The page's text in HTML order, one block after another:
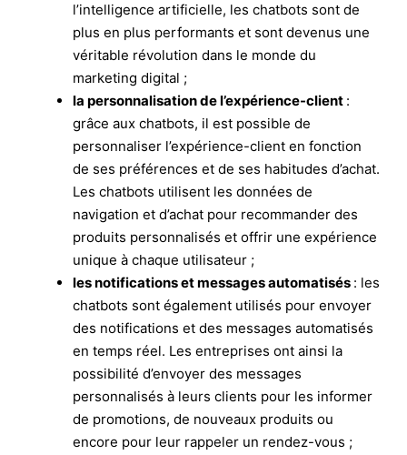
l’intelligence artificielle, les chatbots sont de
plus en plus performants et sont devenus une
véritable révolution dans le monde du
marketing digital ;
la personnalisation de l’expérience-client :
grâce aux chatbots, il est possible de
personnaliser l’expérience-client en fonction
de ses préférences et de ses habitudes d’achat.
Les chatbots utilisent les données de
navigation et d’achat pour recommander des
produits personnalisés et offrir une expérience
unique à chaque utilisateur ;
les notifications et messages automatisés : les
chatbots sont également utilisés pour envoyer
des notifications et des messages automatisés
en temps réel. Les entreprises ont ainsi la
possibilité d’envoyer des messages
personnalisés à leurs clients pour les informer
de promotions, de nouveaux produits ou
encore pour leur rappeler un rendez-vous ;